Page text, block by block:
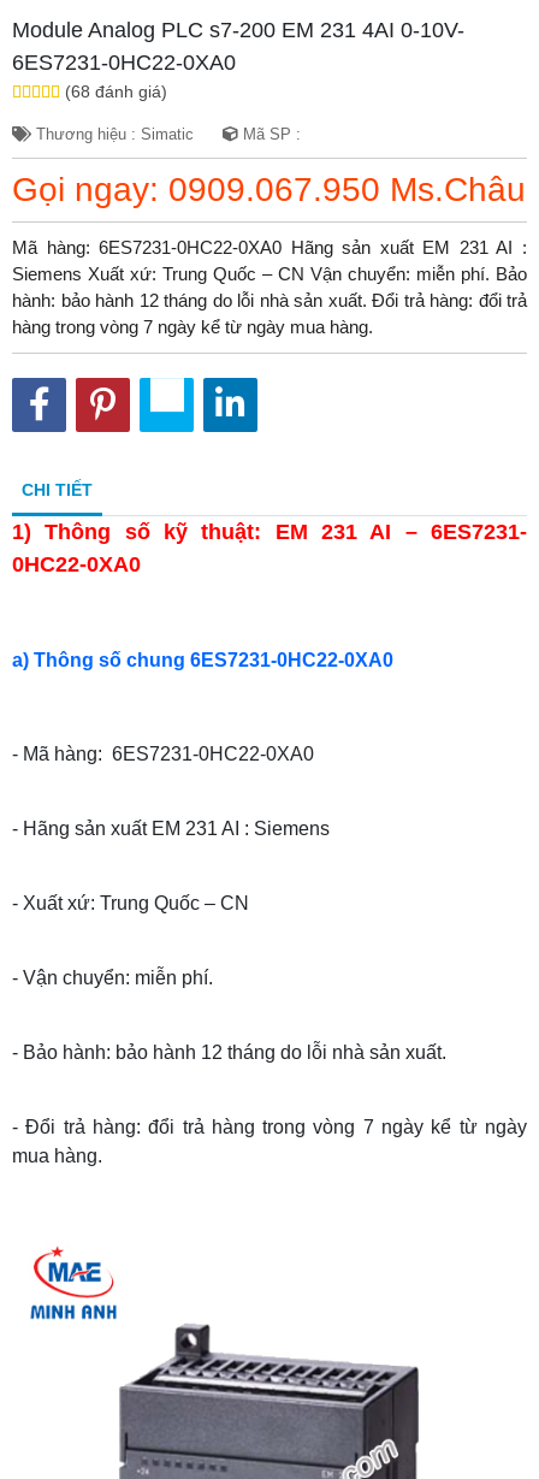
Module Analog PLC s7-200 EM 231 4AI 0-10V-
6ES7231-0HC22-0XA0
(68 đánh giá)
Thương hiệu : Simatic Mã SP :
Gọi ngay: 0909.067.950 Ms.Châu
Mã hàng: 6ES7231-0HC22-0XA0 Hãng sản xuất EM 231 AI :
Siemens Xuất xứ: Trung Quốc – CN Vận chuyển: miễn phí. Bảo
hành: bảo hành 12 tháng do lỗi nhà sản xuất. Đổi trả hàng: đổi trả
hàng trong vòng 7 ngày kể từ ngày mua hàng.
CHI TIẾT
1)Thông số kỹ thuật: EM 231 AI – 6ES7231-
0HC22-0XA0
a) Thông số chung 6ES7231-0HC22-0XA0
- Mã hàng: 6ES7231-0HC22-0XA0
- Hãng sản xuất EM 231 AI : Siemens
- Xuất xứ: Trung Quốc – CN
- Vận chuyển: miễn phí.
- Bảo hành: bảo hành 12 tháng do lỗi nhà sản xuất.
- Đổi trả hàng: đổi trả hàng trong vòng 7 ngày kể từ ngày
mua hàng.